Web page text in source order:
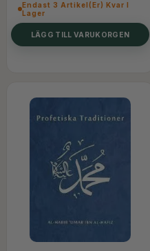
Endast 3 Artikel(er) Kvar I
Lager
LÄGG TILL VARUKORGEN